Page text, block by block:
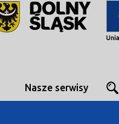
Nasze serwisy